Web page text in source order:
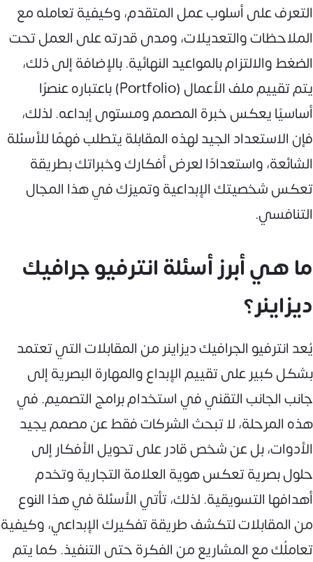
التعرف على أسلوب عمل المتقدم، وكيفية تعامله مع
الملاحظات والتعديلات، ومدى قدرته على العمل تحت
الضغط والالتزام بالمواعيد النهائية. بالإضافة إلى ذلك،
يتم تقييم ملف الأعمال (Portfolio) باعتباره عنصرًا
أساسيًا يعكس خبرة المصمم ومستوى إبداعه. لذلك،
فإن الاستعداد الجيد لهذه المقابلة يتطلب فهمًا للأسئلة
الشائعة، واستعدادًا لعرض أفكارك وخبراتك بطريقة
تعكس شخصيتك الإبداعية وتميزك في هذا المجال
التنافسي.
ما هي أبرز أسئلة انترفيو جرافيك
ديزاينر؟
يُعد انترفيو الجرافيك ديزاينر من المقابلات التي تعتمد
بشكل كبير على تقييم الإبداع والمهارة البصرية إلى
جانب الجانب التقني في استخدام برامج التصميم. في
هذه المرحلة، لا تبحث الشركات فقط عن مصمم يجيد
الأدوات، بل عن شخص قادر على تحويل الأفكار إلى
حلول بصرية تعكس هوية العلامة التجارية وتخدم
أهدافها التسويقية. لذلك، تأتي الأسئلة في هذا النوع
من المقابلات لتكشف طريقة تفكيرك الإبداعي، وكيفية
تعاملُك مع المشاريع من الفكرة حتى التنفيذ. كما يتم